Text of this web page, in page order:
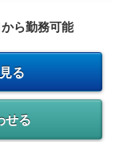
ら勤務可能
る
せる